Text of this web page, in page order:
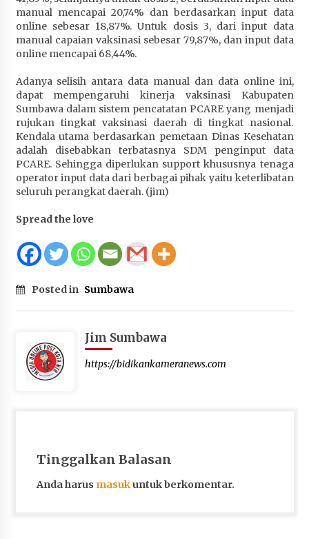
manual mencapai 20,74% dan berdasarkan input data
online sebesar 18,87%. Untuk dosis 3, dari input data
manual capaian vaksinasi sebesar 79,87%, dan input data
online mencapai 68,44%.
Adanya selisih antara data manual dan data online ini,
dapat mempengaruhi kinerja vaksinasi Kabupaten
Sumbawa dalam sistem pencatatan PCARE yang menjadi
rujukan tingkat vaksinasi daerah di tingkat nasional.
Kendala utama berdasarkan pemetaan Dinas Kesehatan
adalah disebabkan terbatasnya SDM penginput data
PCARE. Sehingga diperlukan support khususnya tenaga
operator input data dari berbagai pihak yaitu keterlibatan
seluruh perangkat daerah. (jim)
Spread the love
Posted in Sumbawa
Jim Sumbawa
https://bidikankameranews.com
Tinggalkan Balasan
Anda harus masukuntuk berkomentar.